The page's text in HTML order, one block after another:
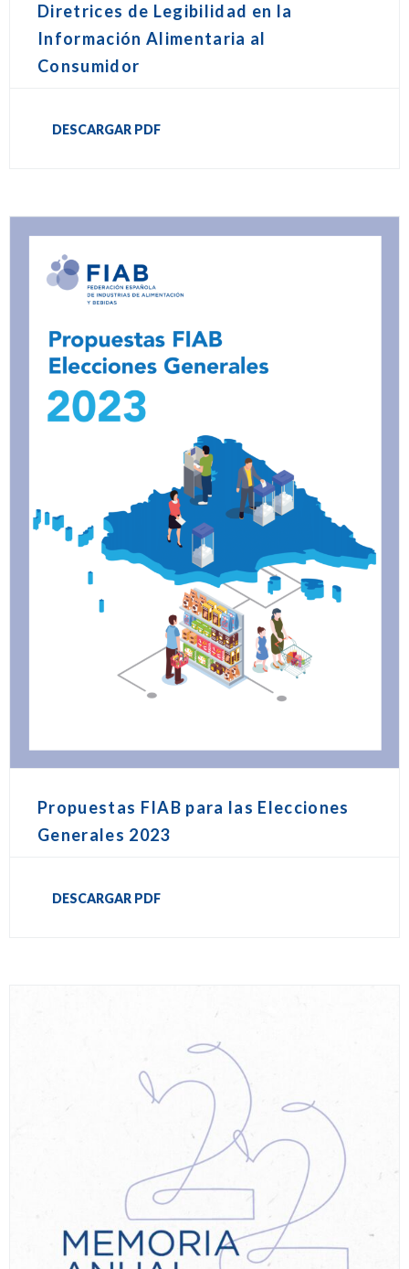
Diretrices de Legibilidad en la
Información Alimentaria al
Consumidor
DESCARGAR PDF
Propuestas FIAB para las Elecciones
Generales 2023
DESCARGAR PDF